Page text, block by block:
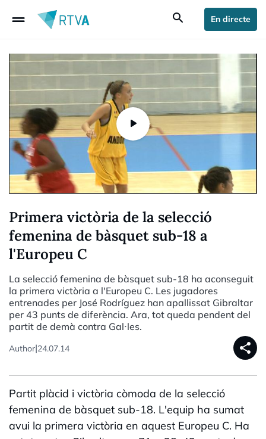
drag_handle search En directe
Primera victòria de la selecció
femenina de bàsquet sub-18 a
l'Europeu C
La selecció femenina de bàsquet sub-18 ha aconseguit
la primera victòria a l'Europeu C. Les jugadores
entrenades per José Rodríguez han apallissat Gibraltar
per 43 punts de diferència. Ara, tot queda pendent del
partit de demà contra Gal·les.
Author|24.07.14 share
Partit plàcid i victòria còmoda de la selecció
femenina de bàsquet sub-18. L'equip ha sumat
avui la primera victòria en aquest Europeu C. Ha